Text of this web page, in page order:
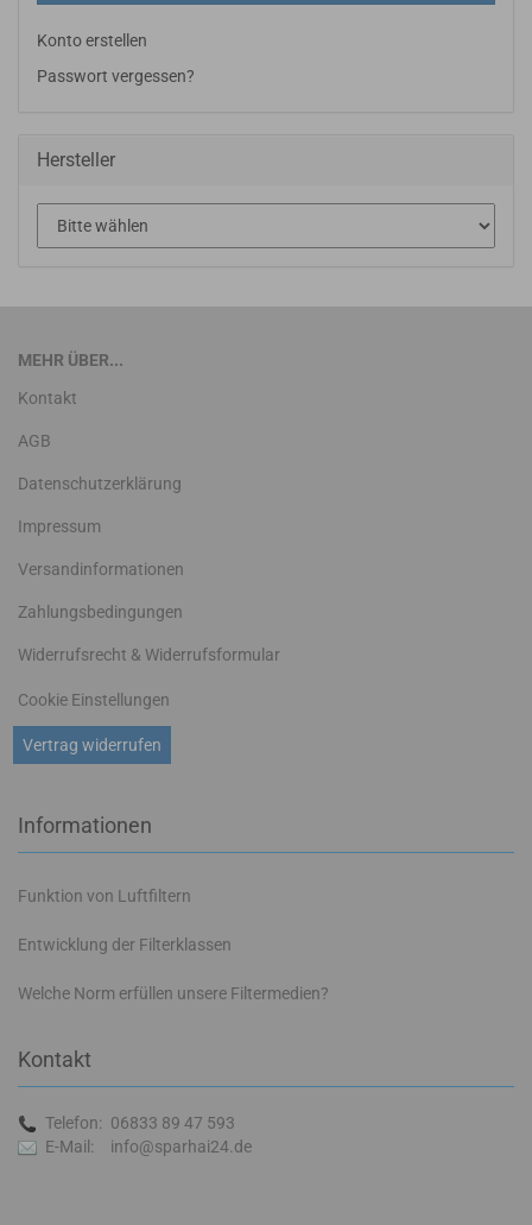
Konto erstellen
Passwort vergessen?
Hersteller
MEHR ÜBER...
Kontakt
AGB
Datenschutzerklärung
Impressum
Versandinformationen
Zahlungsbedingungen
Widerrufsrecht & Widerrufsformular
Vertrag widerrufen
Cookie Einstellungen
Informationen
Funktion von Luftfiltern
Entwicklung der Filterklassen
Welche Norm erfüllen unsere Filtermedien?
Kontakt
Telefon: 06833 89 47 593
E-Mail:
info@sparhai24.de